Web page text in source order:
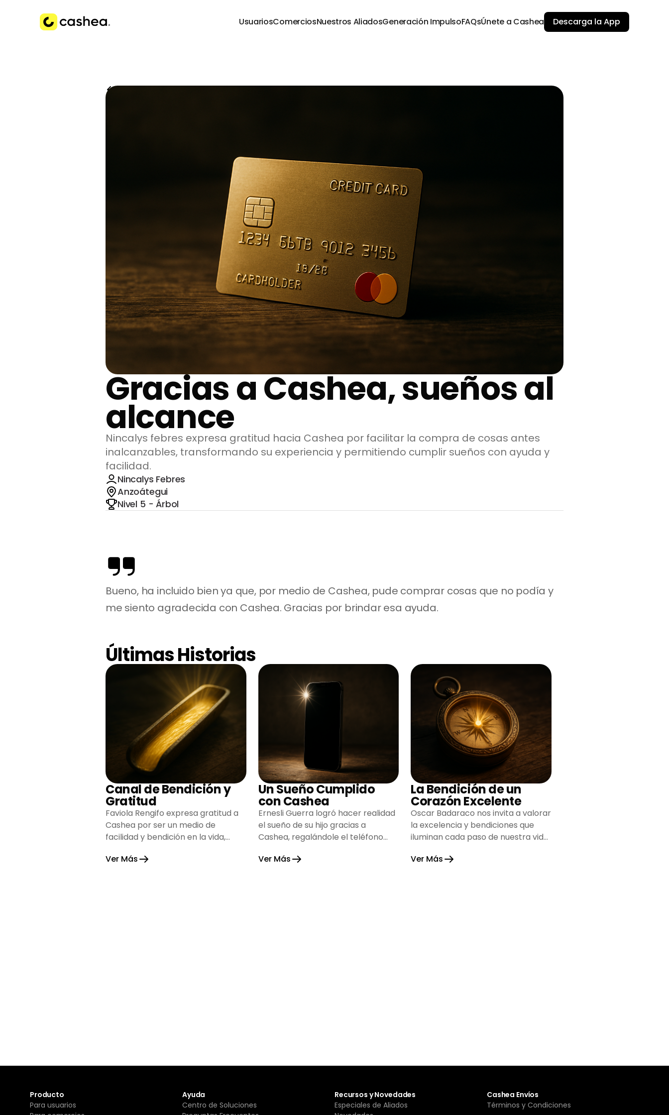
UsuariosComerciosNuestros AliadosGeneración ImpulsoFAQsÚnete a Cashea Descarga la App
Volver a Historias
Gracias a Cashea, sueños al
alcance
Nincalys febres expresa gratitud hacia Cashea por facilitar la compra de cosas antes
inalcanzables, transformando su experiencia y permitiendo cumplir sueños con ayuda y
facilidad.
Nincalys Febres
Anzoátegui
Nivel 5 - Árbol
Bueno, ha incluido bien ya que, por medio de Cashea, pude comprar cosas que no podía y
me siento agradecida con Cashea. Gracias por brindar esa ayuda.
Últimas Historias
Canal de Bendición y
Gratitud
Faviola Rengifo expresa gratitud a
Cashea por ser un medio de
facilidad y bendición en la vida,
esperanza.
Ver Más
Un Sueño Cumplido
con Cashea
Ernesli Guerra logró hacer realidad
el sueño de su hijo gracias a
Cashea, regalándole el teléfono
alegría su hogar.
Ver Más
La Bendición de un
Corazón Excelente
Oscar Badaraco nos invita a valorar
la excelencia y bendiciones que
iluminan cada paso de nuestra vida,
gratitud y fortaleza.
Ver Más
Producto
Para usuarios
Ayuda
Centro de Soluciones
Recursos y Novedades
Especiales de Aliados
Cashea Envíos
Términos y Condiciones